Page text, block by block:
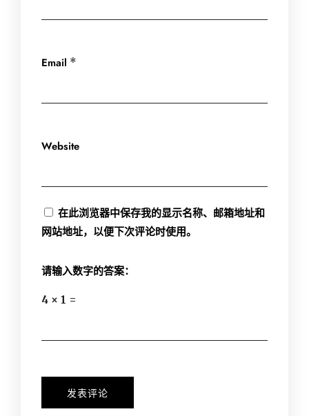
Email *
Website
在此浏览器中保存我的显示名称、邮箱地址和
网站地址，以便下次评论时使用。
请输入数字的答案：
4 × 1 =